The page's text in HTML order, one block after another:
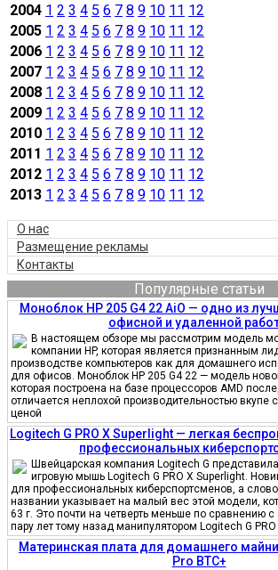
2004 1 2 3 4 5 6 7 8 9 10 11 12
2005 1 2 3 4 5 6 7 8 9 10 11 12
2006 1 2 3 4 5 6 7 8 9 10 11 12
2007 1 2 3 4 5 6 7 8 9 10 11 12
2008 1 2 3 4 5 6 7 8 9 10 11 12
2009 1 2 3 4 5 6 7 8 9 10 11 12
2010 1 2 3 4 5 6 7 8 9 10 11 12
2011 1 2 3 4 5 6 7 8 9 10 11 12
2012 1 2 3 4 5 6 7 8 9 10 11 12
2013 1 2 3 4 5 6 7 8 9 10 11 12
О нас
Размещение рекламы
Контакты
Популярные статьи
Моноблок HP 205 G4 22 AiO — одно из
офисной и удаленной
В настоящем обзоре мы рассмотрим модель
компании HP, которая является признанным
производстве компьютеров как для домашнего
для офисов. Моноблок HP 205 G4 22 — модель
которая построена на базе процессоров AMD
отличается неплохой производительностью вкупе
ценой
Logitech G PRO X Superlight — легкая
профессиональных
Швейцарская компания Logitech G
игровую мышь Logitech G PRO X Superlight.
для профессиональных киберспортсменов, а
названии указывает на малый вес этой модели,
63 г. Это почти на четверть меньше по сравнению
пару лет тому назад манипулятором Logitech G
Материнская плата для домашнего
Pro BTC+